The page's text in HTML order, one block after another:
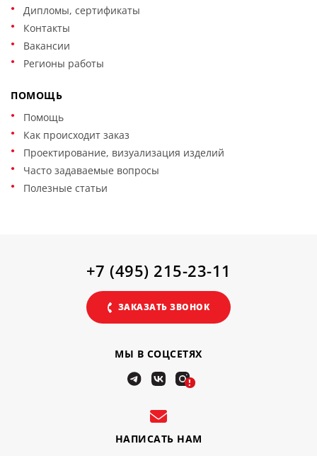
Дипломы, сертификаты
Контакты
Вакансии
Регионы работы
ПОМОЩЬ
Помощь
Как происходит заказ
Проектирование, визуализация изделий
Часто задаваемые вопросы
Полезные статьи
НАПИСАТЬ НАМ
МЫ В СОЦСЕТЯХ
!
+7 (495) 215-23-11
ЗАКАЗАТЬ ЗВОНОК